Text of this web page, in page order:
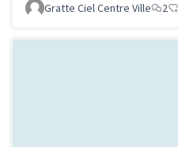
Gratte Ciel Centre Ville 2